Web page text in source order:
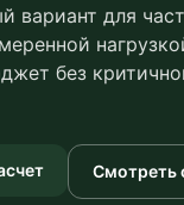
вариант для
без
Смотреть